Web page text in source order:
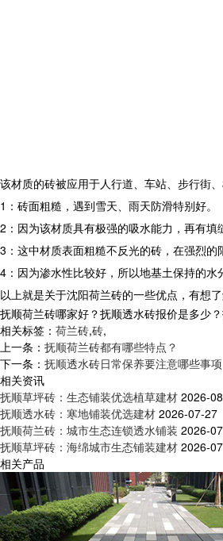
该材质的砖被应用于人行道、车站、步行街
1：砖面粗糙，遇到雪天、雨天防滑特别好。
2：因为该材质具有极强的吸水能力，再有填
3：这中材质表面粗糙不反光的砖，在强烈的
4：因为渗水性比较好，所以地基土保持的水
以上就是关于沈阳荷兰砖的一些优点，有想
抚顺荷兰砖哪家好？抚顺透水砖报价是多少
相关标签： 荷兰砖,砖,
上一条： 抚顺荷兰砖都有哪些特点？
下一条： 抚顺透水砖日常保养要注意哪些事项
相关资讯
抚顺草坪砖：生态铺装优选植草建材 2026-
抚顺透水砖：寒地铺装优选建材 2026-07-27
抚顺荷兰砖：城市生态连锁透水铺装 2026-
抚顺草坪砖：海绵城市生态铺装建材 2026-
相关产品